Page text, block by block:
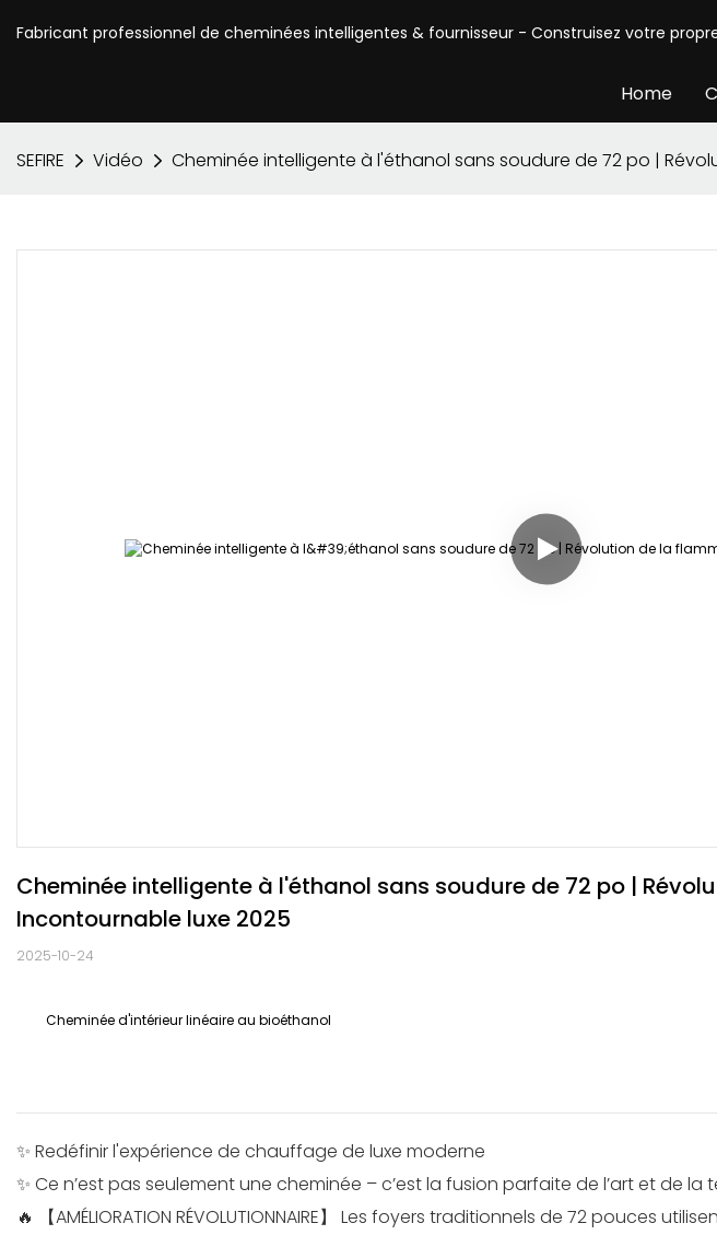
Fabricant professionnel de cheminées intelligentes & fournisseur - Construisez votre
Home
SEFIRE Vidéo Cheminée intelligente à l'éthanol sans soudure de 72 po |
Cheminée intelligente à l'éthanol sans soudure de 72 po |
Incontournable luxe 2025
2025-10-24
Cheminée d'intérieur linéaire au bioéthanol
✨ Redéfinir l'expérience de chauffage de luxe moderne
✨ Ce n’est pas seulement une cheminée – c’est la fusion parfaite de l’art et de la
🔥 【AMÉLIORATION RÉVOLUTIONNAIRE】 Les foyers traditionnels de 72 pouces